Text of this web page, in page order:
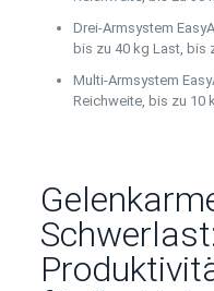
Drei-Armsystem
bis zu 40 kg Last, bis
Multi-Armsystem
Reichweite, bis zu 10